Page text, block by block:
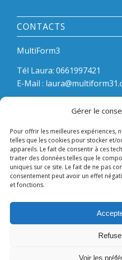
Gérer le
Pour offrir les meilleures expériences,
telles que les cookies pour stocker et/
appareils. Le fait de consentir à ces
traiter des données telles que le
uniques sur ce site. Le fait de ne pas
consentement peut avoir un effet
et fonctions.
Voir les
CONTACTS
MultiForm3
Tél Laura: 0661997421
E-Mail :
HEURES D’OUVERTURE?
Joignable sur le portable.
vous rappelle!
MultiForm31- Enfold